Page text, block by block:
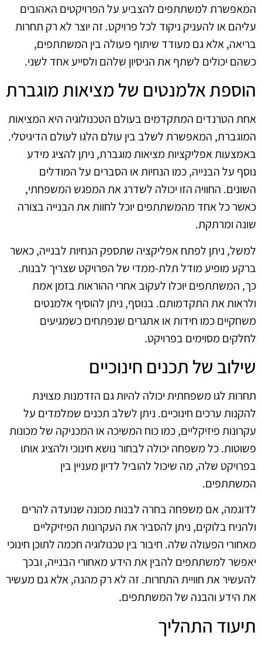
המאפשרת למשתתפים להצביע על הפרויקטים האהובים
עליהם או להעניק ניקוד לכל פרויקט. זה יוצר לא רק תחרות
בריאה, אלא גם מעודד שיתוף פעולה בין המשתתפים,
כשהם יכולים לשתף את הניסיון שלהם ולסייע אחד לשני.
הוספת אלמנטים של מציאות מוגברת
אחת הטרנדים המתקדמים בעולם הטכנולוגיה היא המציאות
המוגברת, המאפשרת לשלב בין עולם הלגו לעולם הדיגיטלי.
באמצעות אפליקציות מציאות מוגברת, ניתן להציג מידע
נוסף על הבנייה, כמו הנחיות או הסברים על המודלים
השונים. החוויה הזו יכולה לשדרג את המפגש המשפחתי,
כאשר כל אחד מהמשתתפים יוכל לחוות את הבנייה בצורה
שונה ומרתקת.
למשל, ניתן לפתח אפליקציה שתספק הנחיות לבנייה, כאשר
ברקע מופיע מודל תלת-ממדי של הפרויקט שצריך לבנות.
כך, המשתתפים יוכלו לעקוב אחרי ההוראות בזמן אמת
ולראות את התקדמותם. בנוסף, ניתן להוסיף אלמנטים
משחקיים כמו חידות או אתגרים שנפתחים כשמגיעים
לחלקים מסוימים בפרויקט.
שילוב של תכנים חינוכיים
תחרות לגו משפחתית יכולה להיות גם הזדמנות מצוינת
להקנות ערכים חינוכיים. ניתן לשלב תכנים שמלמדים על
עקרונות פיזיקליים, כמו כוח המשיכה או המכניקה של מכונות
פשוטות. כל משפחה יכולה לבחור נושא חינוכי ולהציג אותו
בפרויקט שלה, מה שיכול להוביל לדיון מעניין בין
המשתתפים.
לדוגמה, אם משפחה בחרה לבנות מכונה שנועדה להרים
ולהניח בלוקים, ניתן להסביר את העקרונות הפיזיקליים
מאחורי הפעולה שלה. חיבור בין טכנולוגיה חכמה לתוכן חינוכי
יאפשר למשתתפים להבין את הידע מאחורי הבנייה, ובכך
להעשיר את חוויית התחרות. זה לא רק מהנה, אלא גם מעשיר
את הידע והבנה של המשתתפים.
תיעוד התהליך